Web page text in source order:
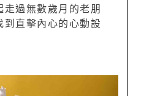
過無數歲月的老朋
到直擊內心的心動設